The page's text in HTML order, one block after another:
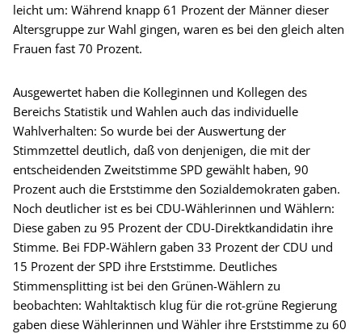
leicht um: Während knapp 61 Prozent der Männer dieser
Altersgruppe zur Wahl gingen, waren es bei den gleich alten
Frauen fast 70 Prozent.
Ausgewertet haben die Kolleginnen und Kollegen des
Bereichs Statistik und Wahlen auch das individuelle
Wahlverhalten: So wurde bei der Auswertung der
Stimmzettel deutlich, daß von denjenigen, die mit der
entscheidenden Zweitstimme SPD gewählt haben, 90
Prozent auch die Erststimme den Sozialdemokraten gaben.
Noch deutlicher ist es bei CDU-Wählerinnen und Wählern:
Diese gaben zu 95 Prozent der CDU-Direktkandidatin ihre
Stimme. Bei FDP-Wählern gaben 33 Prozent der CDU und
15 Prozent der SPD ihre Erststimme. Deutliches
Stimmensplitting ist bei den Grünen-Wählern zu
beobachten: Wahltaktisch klug für die rot-grüne Regierung
gaben diese Wählerinnen und Wähler ihre Erststimme zu 60